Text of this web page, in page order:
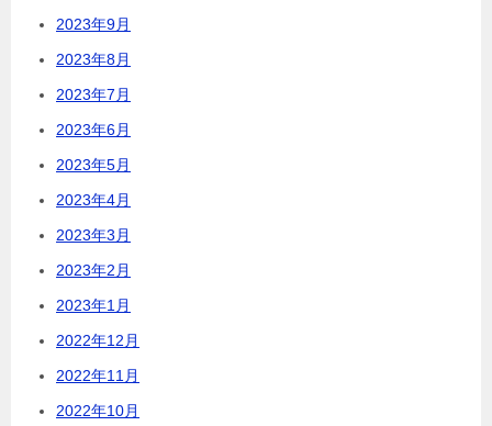
2023年9月
2023年8月
2023年7月
2023年6月
2023年5月
2023年4月
2023年3月
2023年2月
2023年1月
2022年12月
2022年11月
2022年10月